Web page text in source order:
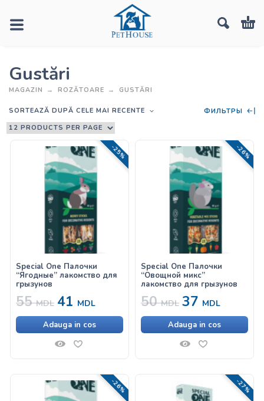
Gustări
MAGAZIN ROZĂTOARE GUSTĂRI
SORTEAZĂ DUPĂ CELE MAI RECENTE ФИЛЬТРЫ
-25%
Special One Палочки
“Ягодные” лакомство для
грызунов
55MDL 41 MDL
Adauga in cos
-26%
Special One Палочки
“Овощной микс”
лакомство для грызунов
50MDL 37 MDL
Adauga in cos
-26% -27%